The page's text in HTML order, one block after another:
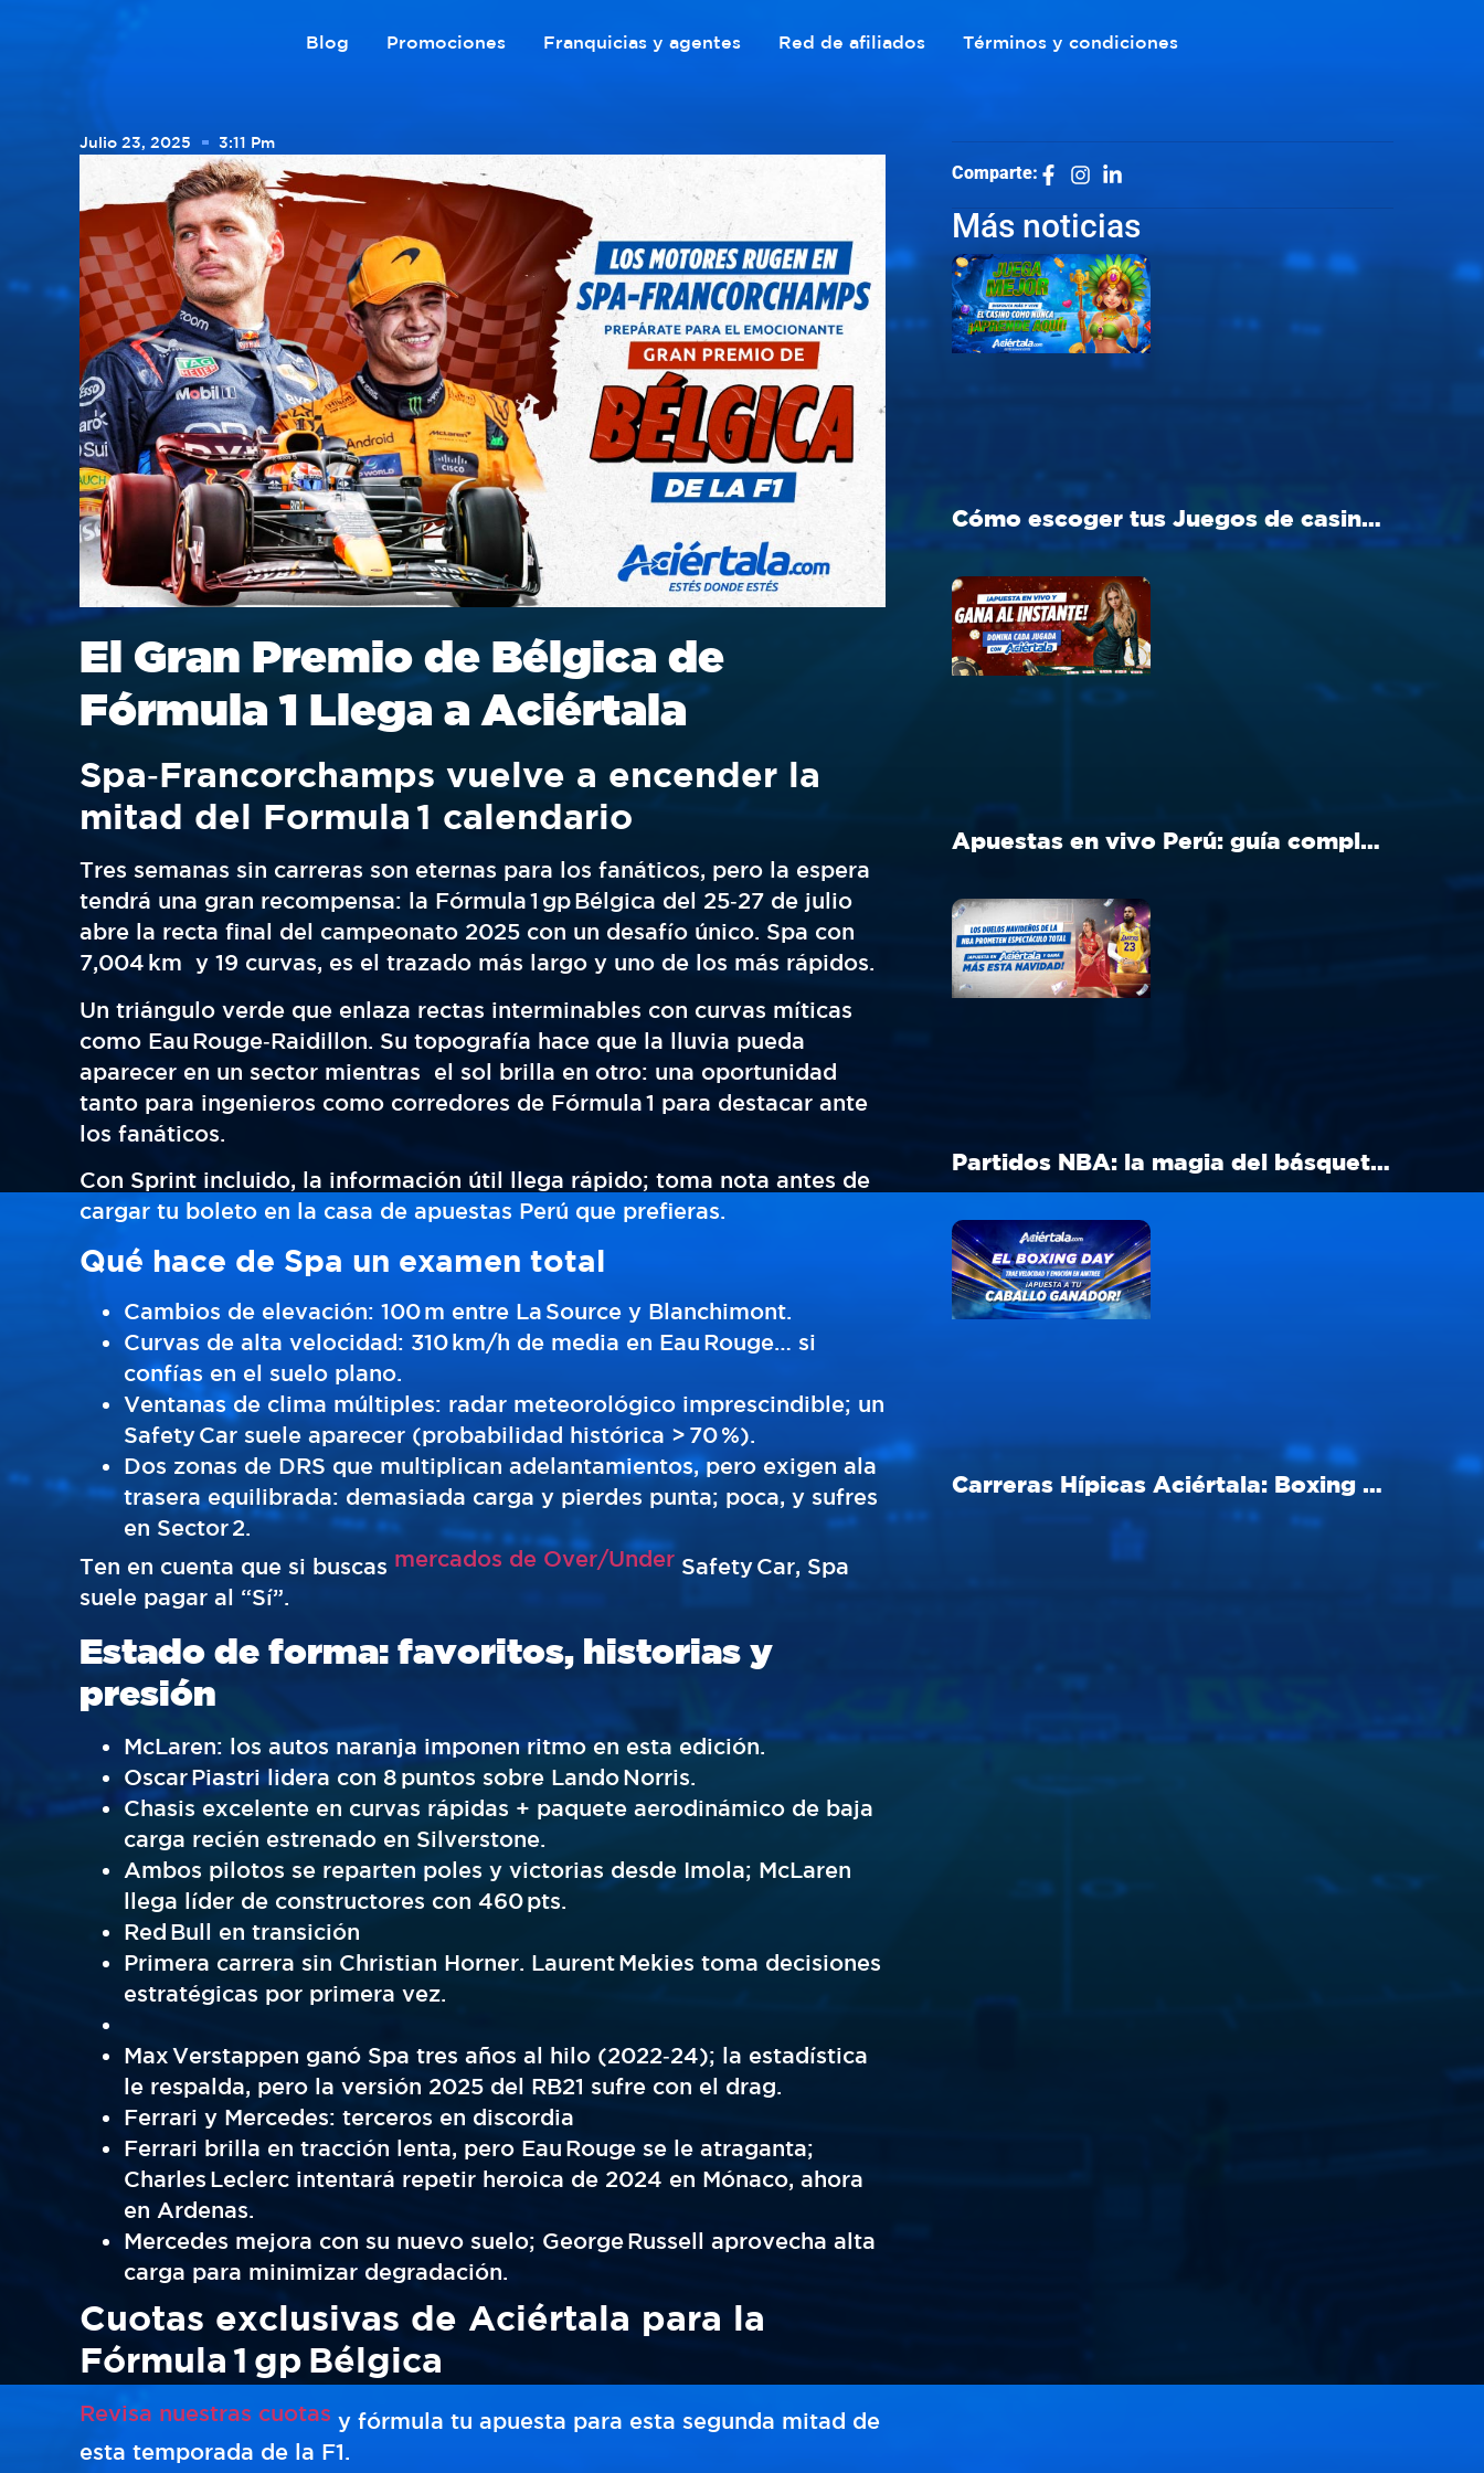
Blog Promociones Franquicias y agentes Red de afiliados Términos y condiciones
Julio 23, 2025 3:11 Pm
El Gran Premio de Bélgica de
Fórmula 1 Llega a Aciértala
Spa‑Francorchamps vuelve a encender la
mitad del Formula 1 calendario
Tres semanas sin carreras son eternas para los fanáticos, pero la espera
tendrá una gran recompensa: la Fórmula 1 gp Bélgica del 25‑27 de julio
abre la recta final del campeonato 2025 con un desafío único. Spa con
7,004 km y 19 curvas, es el trazado más largo y uno de los más rápidos.
Un triángulo verde que enlaza rectas interminables con curvas míticas
como Eau Rouge‑Raidillon. Su topografía hace que la lluvia pueda
aparecer en un sector mientras el sol brilla en otro: una oportunidad
tanto para ingenieros como corredores de Fórmula 1 para destacar ante
los fanáticos.
Con Sprint incluido, la información útil llega rápido; toma nota antes de
cargar tu boleto en la casa de apuestas Perú que prefieras.
Qué hace de Spa un examen total
Cambios de elevación: 100 m entre La Source y Blanchimont.
Curvas de alta velocidad: 310 km/h de media en Eau Rouge… si
confías en el suelo plano.
Ventanas de clima múltiples: radar meteorológico imprescindible; un
Safety Car suele aparecer (probabilidad histórica > 70 %).
Dos zonas de DRS que multiplican adelantamientos, pero exigen ala
trasera equilibrada: demasiada carga y pierdes punta; poca, y sufres
en Sector 2.
Ten en cuenta que si buscas mercados de Over/Under Safety Car, Spa
suele pagar al “Sí”.
Estado de forma: favoritos, historias y
presión
McLaren: los autos naranja imponen ritmo en esta edición.
Oscar Piastri lidera con 8 puntos sobre Lando Norris.
Chasis excelente en curvas rápidas + paquete aerodinámico de baja
carga recién estrenado en Silverstone.
Ambos pilotos se reparten poles y victorias desde Imola; McLaren
llega líder de constructores con 460 pts.
Red Bull en transición
Primera carrera sin Christian Horner. Laurent Mekies toma decisiones
estratégicas por primera vez.
Max Verstappen ganó Spa tres años al hilo (2022‑24); la estadística
le respalda, pero la versión 2025 del RB21 sufre con el drag.
Ferrari y Mercedes: terceros en discordia
Ferrari brilla en tracción lenta, pero Eau Rouge se le atraganta;
Charles Leclerc intentará repetir heroica de 2024 en Mónaco, ahora
en Ardenas.
Mercedes mejora con su nuevo suelo; George Russell aprovecha alta
carga para minimizar degradación.
Cuotas exclusivas de Aciértala para la
Fórmula 1 gp Bélgica
Revisa nuestras cuotas y fórmula tu apuesta para esta segunda mitad de
esta temporada de la F1.
Comparte:
Más noticias
Cómo escoger tus Juegos de casino Perú ideal en Aciértala
Apuestas en vivo Perú: guía completa para apostar en tiempo real
Partidos NBA: la magia del básquet en Navidad
Carreras Hípicas Aciértala: Boxing Day en Aintree